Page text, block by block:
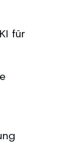
für